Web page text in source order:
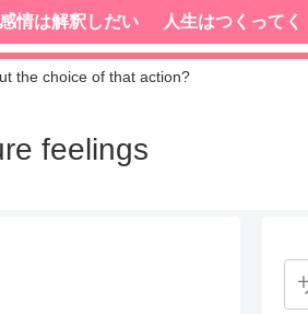
the choice of that action?
feelings
感情は解釈しだい 人生はつくってく